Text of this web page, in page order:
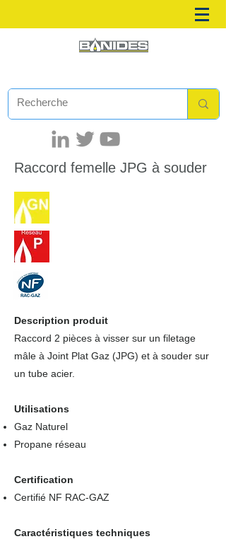
Raccord femelle JPG à souder
Description produit
Raccord 2 pièces à visser sur un filetage
mâle à Joint Plat Gaz (JPG) et à souder sur
un tube acier.
Utilisations
Gaz Naturel
Propane réseau
Certification
Certifié NF RAC-GAZ
Caractéristiques techniques